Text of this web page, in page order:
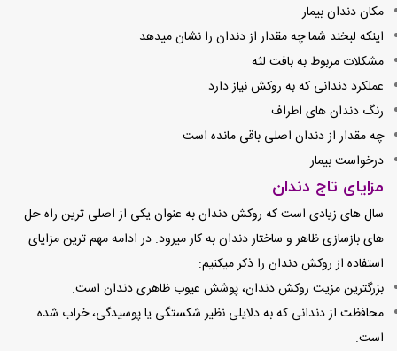
مکان دندان بیمار
اینکه لبخند شما چه مقدار از دندان را نشان میدهد
مشکلات مربوط به بافت لثه
عملکرد دندانی که به روکش نیاز دارد
رنگ دندان های اطراف
چه مقدار از دندان اصلی باقی مانده است
درخواست بیمار
مزایای تاج دندان
سال های زیادی است که روکش دندان به عنوان یکی از اصلی ترین راه حل
های بازسازی ظاهر و ساختار دندان به کار میرود. در ادامه مهم ترین مزایای
استفاده از روکش دندان را ذکر میکنیم:
بزرگترین مزیت روکش دندان، پوشش عیوب ظاهری دندان است.
محافظت از دندانی که به دلایلی نظیر شکستگی یا پوسیدگی، خراب شده
است.